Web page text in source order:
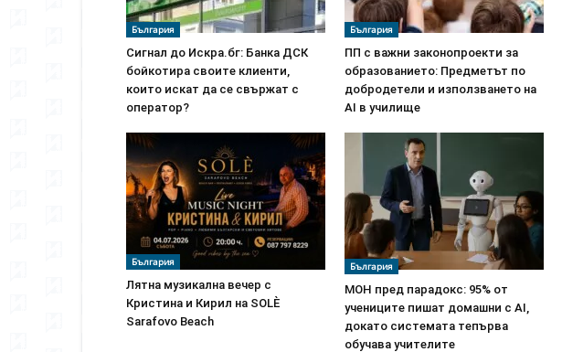
България
Сигнал до Искра.бг: Банка ДСК
бойкотира своите клиенти,
които искат да се свържат с
оператор?
България
ПП с важни законопроекти за
образованието: Предметът по
добродетели и използването на
AI в училище
България
Лятна музикална вечер с
Кристина и Кирил на SOLÈ
Sarafovo Beach
България
МОН пред парадокс: 95% от
учениците пишат домашни с AI,
докато системата тепърва
обучава учителите